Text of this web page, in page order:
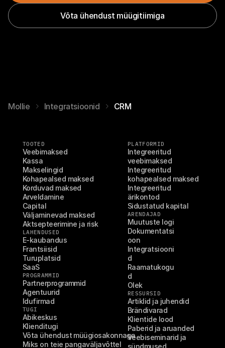
Võta ühendust müügitiimiga
Mollie Integratsioonid CRM
TOOTED
Veebimaksed
Kassa
Makselingid
Kohapealsed maksed
Korduvad maksed
Arveldamine
Capital
Väljaminevad maksed
Aktsepteerimine ja risk
LAHENDUSED
E-kaubandus
Frantsiisid
Turuplatsid
SaaS
PROGRAMMID
Partnerprogrammid
Agentuurid
Idufirmad
TUGI
Abikeskus
Klienditugi
Võta ühendust müügiosakonnaga
Miks on teie pangaväljavõttel
PLATFORMID
Integreeritud
veebimaksed
Integreeritud
kohapealsed maksed
Integreeritud
ärikontod
Sidustatud kapital
ARENDAJAD
Muutuste logi
Dokumentatsi
oon
Integratsiooni
d
Raamatukogu
d
Olek
RESSURSID
Artiklid ja juhendid
Brändivarad
Klientide lood
Paberid ja aruanded
Veebiseminarid ja
sündmused